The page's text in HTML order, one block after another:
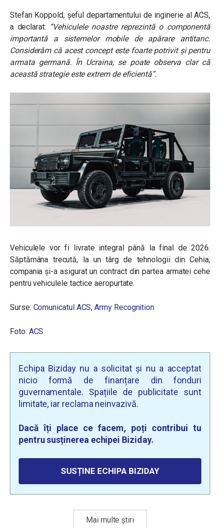
Stefan Koppold, șeful departamentului de inginerie al ACS,
a declarat: “Vehiculele noastre reprezintă o componentă
importantă a sistemelor mobile de apărare antitanc.
Considerăm că acest concept este foarte potrivit și pentru
armata germană. În Ucraina, se poate observa clar că
această strategie este extrem de eficientă”.
Vehiculele vor fi livrate integral până la final de 2026.
Săptămâna trecută, la un târg de tehnologii din Cehia,
compania și-a asigurat un contract din partea armatei cehe
pentru vehiculele tactice aeropurtate.
Surse: Comunicatul ACS,Army Recognition
Foto: ACS
Echipa Biziday nu a solicitat și nu a acceptat
nicio formă de finanțare din fonduri
guvernamentale. Spațiile de publicitate sunt
limitate, iar reclama neinvazivă.
Dacă îți place ce facem, poți contribui tu
pentru susținerea echipei Biziday.
SUSȚINE ECHIPA BIZIDAY
Mai multe știri